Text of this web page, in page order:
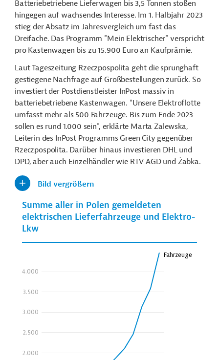
Batteriebetriebene Lieferwagen bis 3,5 Tonnen stoßen
hingegen auf wachsendes Interesse. Im 1. Halbjahr 2023
stieg der Absatz im Jahresvergleich um fast das
Dreifache. Das Programm "Mein Elektrischer" verspricht
pro Kastenwagen bis zu 15.900 Euro an Kaufprämie.
Laut Tageszeitung Rzeczpospolita geht die sprunghaft
gestiegene Nachfrage auf Großbestellungen zurück. So
investiert der Postdienstleister InPost massiv in
batteriebetriebene Kastenwagen. "Unsere Elektroflotte
umfasst mehr als 500 Fahrzeuge. Bis zum Ende 2023
sollen es rund 1.000 sein", erklärte Marta Zalewska,
Leiterin des InPost Programms Green City gegenüber
Rzeczpospolita. Darüber hinaus investieren DHL und
DPD, aber auch Einzelhändler wie RTV AGD und Żabka.
Bild vergrößern